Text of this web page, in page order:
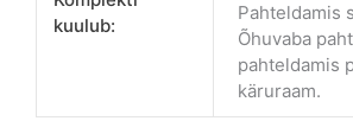
kuulub:
Pahteldamis
Õhuvaba
pahteldamis
käruraam.